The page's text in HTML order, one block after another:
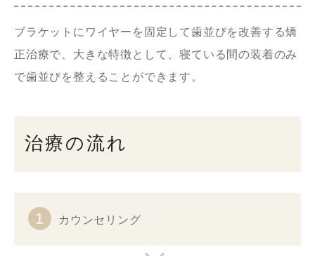
ブラケットにワイヤーを固定して歯並びを改善する矯
正治療で、大きな特徴として、寝ている間の装着のみ
で歯並びを整えることができます。
治療の流れ
1 カウンセリング